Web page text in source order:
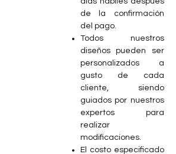
de la confirmación
del pago.
Todos nuestros
diseños pueden ser
personalizados a
gusto de cada
cliente, siendo
guiados por nuestros
expertos para
realizar
modificaciones.
El costo especificado